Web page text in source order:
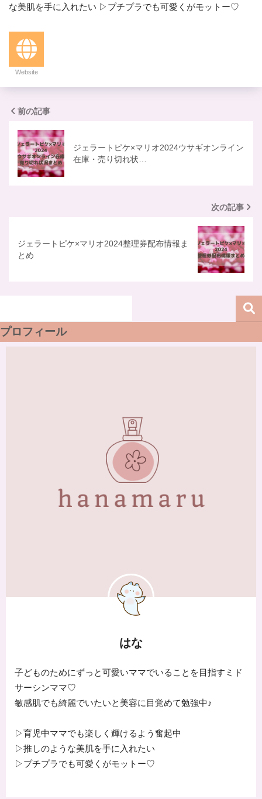
な美肌を手に入れたい ▷プチプラでも可愛くがモットー♡
Website
前の記事
ジェラートピケ×マリオ2024ウサギオンライン
在庫・売り切れ状…
次の記事
ジェラートピケ×マリオ2024整理券配布情報ま
とめ
プロフィール
はな
子どものためにずっと可愛いママでいることを目指すミド
サーシンママ♡
敏感肌でも綺麗でいたいと美容に目覚めて勉強中♪
▷育児中ママでも楽しく輝けるよう奮起中
▷推しのような美肌を手に入れたい
▷プチプラでも可愛くがモットー♡